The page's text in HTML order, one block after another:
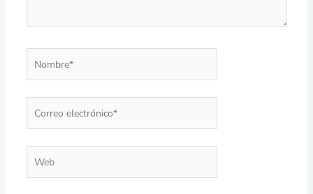
electrónico*